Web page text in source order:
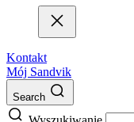
Kontakt
Mój Sandvik
Search